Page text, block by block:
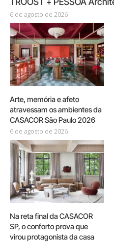
6 de agosto de 2026
Arte, memória e afeto
atravessam os ambientes da
CASACOR São Paulo 2026
6 de agosto de 2026
Na reta final da CASACOR
SP, o conforto prova que
virou protagonista da casa